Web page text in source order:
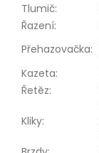
Tlumič:
Řazení:
Přehazovačka:
Kazeta:
Řetěz:
Kliky: